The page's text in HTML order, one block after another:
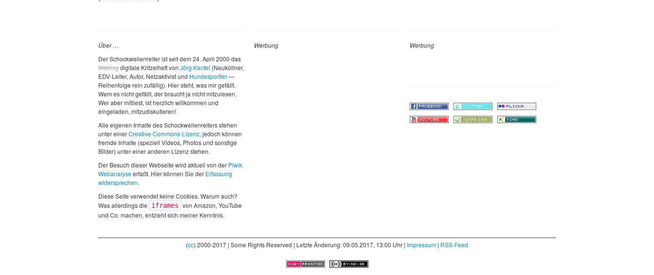
Über …
Der Schockwellenreiter ist seit dem 24. April 2000 das
Weblogdigitale Kritzelheft von Jörg Kantel (Neuköllner,
EDV-Leiter, Autor, Netzaktivist und Hundesportler—
Reihenfolge rein zufällig). Hier steht, was mir gefällt.
Wem es nicht gefällt, der braucht ja nicht mitzulesen.
Wer aber mitliest, ist herzlich willkommen und
eingeladen, mitzudiskutieren!
Alle eigenen Inhalte des Schockwellenreiters stehen
unter einerCreative-Commons-Lizenz, jedoch können
fremde Inhalte (speziell Videos, Photos und sonstige
Bilder) unter einer anderen Lizenz stehen.
Der Besuch dieser Webseite wird aktuell von der Piwik
Webanalyseerfaßt. Hier können Sie der Erfassung
widersprechen.
Diese Seite verwendet keine Cookies. Warum auch?
Was allerdings die
iframes von Amazon, YouTube
und Co. machen, entzieht sich meiner Kenntnis.
Werbung Werbung
(cc) 2000-2017 | Some Rights Reserved | Letzte Änderung: 09.05.2017, 13:00 Uhr | Impressum | RSS-Feed